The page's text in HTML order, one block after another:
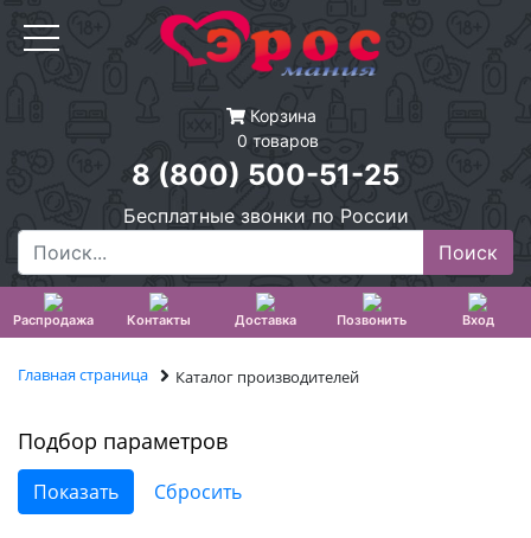
Корзина
0 товаров
8 (800) 500-51-25
Бесплатные звонки по России
Распродажа Контакты Доставка Позвонить Вход
Главная страница Каталог производителей
Подбор параметров